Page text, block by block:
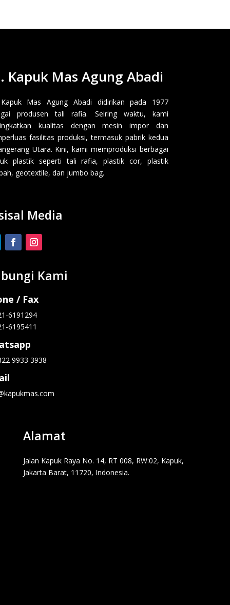
Kapuk Mas Agung Abadi
Mas Agung Abadi didirikan pada 1977
produsen tali rafia. Seiring waktu, kami
kualitas dengan mesin impor dan
fasilitas produksi, termasuk pabrik kedua
Utara. Kini, kami memproduksi berbagai
plastik seperti tali rafia, plastik cor, plastik
geotextile, dan jumbo bag.
Media
Kami
/ Fax
6191294
6195411
9933 3938
Alamat
Jalan Kapuk Raya No. 14, RT 008, RW:02, Kapuk,
Jakarta Barat, 11720, Indonesia.